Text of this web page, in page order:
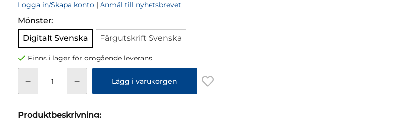
Logga in/Skapa konto | Anmäl till nyhetsbrevet
Mönster:
Digitalt Svenska
Färgutskrift Svenska
Finns i lager för omgående leverans
Lägg i varukorgen
Produktbeskrivning: